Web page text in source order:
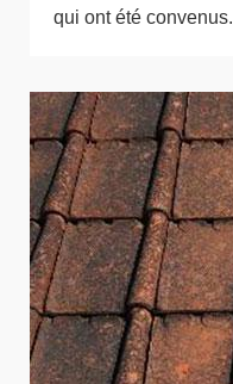
qui ont été convenus.